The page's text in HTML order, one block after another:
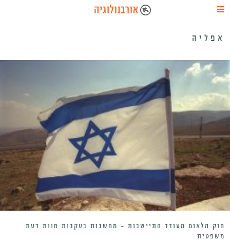
אפליה
חוק הלאום מעודד התיישבות – מחשבות בעקבות חוות דעת
משפטית